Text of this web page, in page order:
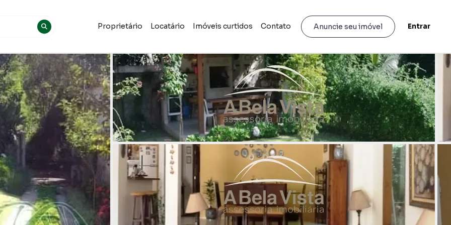
Proprietário Locatário Imóveis curtidos Contato Anuncie seu imóvel Entrar